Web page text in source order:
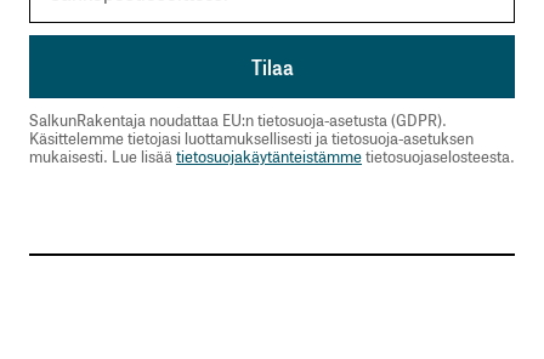
SalkunRakentaja noudattaa EU:n tietosuoja-asetusta (GDPR).
Käsittelemme tietojasi luottamuksellisesti ja tietosuoja-asetuksen
mukaisesti. Lue lisää tietosuojakäytänteistämmetietosuojaselosteesta.